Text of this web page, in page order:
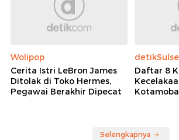
Wolipop
Cerita Istri LeBron James
Ditolak di Toko Hermes,
Pegawai Berakhir Dipecat
detikSulsel
Daftar 8
Selengkapnya